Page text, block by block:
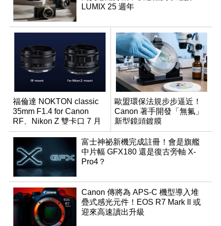
LUMIX 25 週年
福倫達 NOKTON classic
35mm F1.4 for Canon
RF、Nikon Z 雙卡口 7 月
同步登台
歐盟環保法規步步逼近！
Canon 著手開發「無氟」
新型鏡頭鍍膜
富士神祕新機完成註冊！會是旗艦
中片幅 GFX180 還是復古旁軸 X-
Pro4？
Canon 傳將為 APS-C 機型導入堆
疊式感光元件！EOS R7 Mark II 或
迎來高速讀出升級